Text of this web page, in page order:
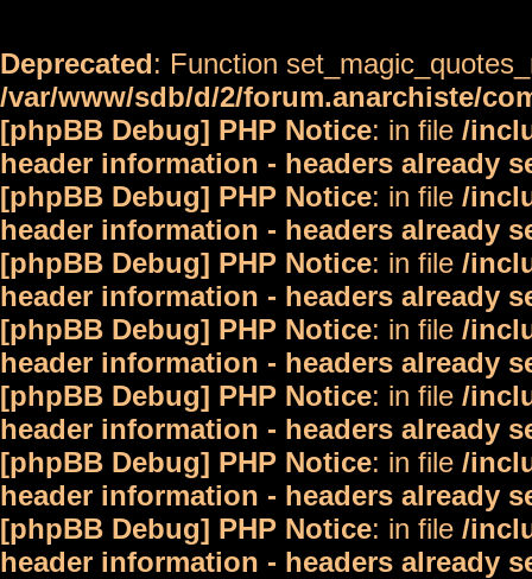
Deprecated: Function
/var/www/sdb/d/2/forum.anarchiste/
[phpBB Debug] PHP Notice: in file /
header information - headers already
[phpBB Debug] PHP Notice: in file /
header information - headers already
[phpBB Debug] PHP Notice: in file /
header information - headers already
[phpBB Debug] PHP Notice: in file /
header information - headers already
[phpBB Debug] PHP Notice: in file /
header information - headers already
[phpBB Debug] PHP Notice: in file /
header information - headers already
[phpBB Debug] PHP Notice: in file /
header information - headers already